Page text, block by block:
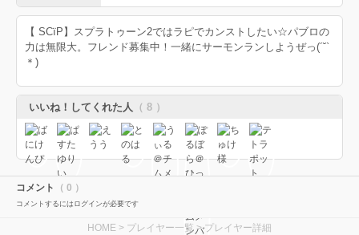
【 SCïP】スプラトゥーン2ではラピでカンストしたい☆パブロの
力は無限大。フレンド募集中！一緒にサーモンランしようぜっ(´˘`
＊)
いいね！してくれた人 （ 8 ）
コメント （ 0 ）
コメントするにはログインが必要です
HOME > プレイヤー一覧 > プレイヤー詳細